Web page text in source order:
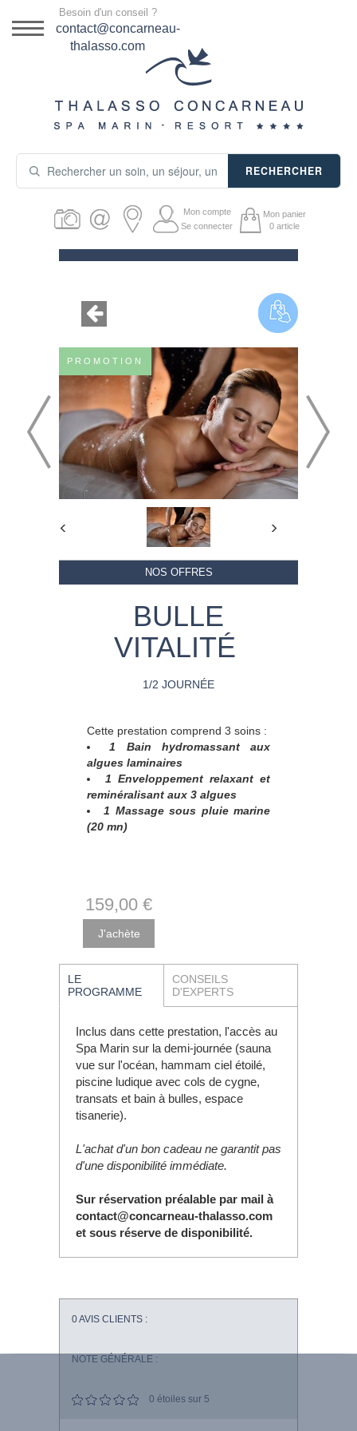
DESTINATION
SÉJOURS THALASSO
PRODUITS COSMÉTIQUES
GUIDE CADEAUX
HÉBERGEMENT
Besoin d'un conseil ?
contact@concarneau-
thalasso.com
RECHERCHER
Mon compte
Se connecter
Mon panier
0 article
PROMOTION
NOS OFFRES
BULLE
VITALITÉ
1/2 JOURNÉE
Cette prestation comprend 3 soins :
1 Bain hydromassant aux
algues laminaires
1 Enveloppement relaxant et
reminéralisant aux 3 algues
1 Massage sous pluie marine
(20 mn)
159,00 €
LE
PROGRAMME
CONSEILS
D'EXPERTS
Inclus dans cette prestation, l'accès au
Spa Marin sur la demi-journée (sauna
vue sur l'océan, hammam ciel étoilé,
piscine ludique avec cols de cygne,
transats et bain à bulles, espace
tisanerie).
L'achat d'un bon cadeau ne garantit pas
d'une disponibilité immédiate.
Sur réservation préalable par mail à
contact@concarneau-thalasso.com
et sous réserve de disponibilité.
0AVIS CLIENTS :
NOTE GÉNÉRALE :
0 étoiles sur 5